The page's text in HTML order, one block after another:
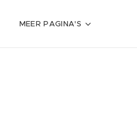
MEER PAGINA'S